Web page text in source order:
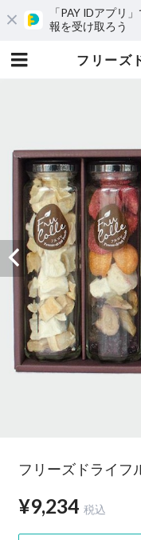
「PAY IDアプリ
報を受け取ろう
フリーズドライ
¥9,234 税込